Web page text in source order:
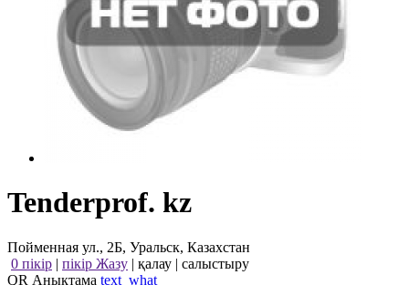
Tenderprof. kz
Пойменная ул., 2Б, Уральск, Казахстан
0 пікір | пікір Жазу | қалау | салыстыру
QR Анықтама text_what